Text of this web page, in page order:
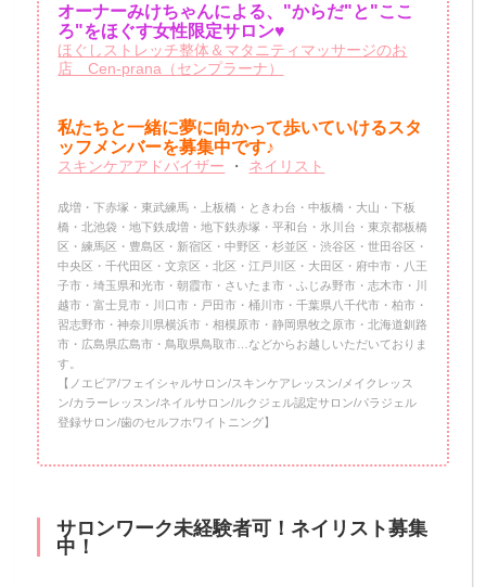
オーナーみけちゃんによる、"からだ"と"ここ
ろ"をほぐす女性限定サロン♥
ほぐしストレッチ整体＆マタニティマッサージのお
店 Cen-prana（センプラーナ）
私たちと一緒に夢に向かって歩いていけるスタ
ッフメンバーを募集中です♪
スキンケアアドバイザー ・ ネイリスト
成増・下赤塚・東武練馬・上板橋・ときわ台・中板橋・大山・下板
橋・北池袋・地下鉄成増・地下鉄赤塚・平和台・氷川台・東京都板橋
区・練馬区・豊島区・新宿区・中野区・杉並区・渋谷区・世田谷区・
中央区・千代田区・文京区・北区・江戸川区・大田区・府中市・八王
子市・埼玉県和光市・朝霞市・さいたま市・ふじみ野市・志木市・川
越市・富士見市・川口市・戸田市・桶川市・千葉県八千代市・柏市・
習志野市・神奈川県横浜市・相模原市・静岡県牧之原市・北海道釧路
市・広島県広島市・鳥取県鳥取市…などからお越しいただいておりま
す。
【ノエビア/フェイシャルサロン/スキンケアレッスン/メイクレッス
ン/カラーレッスン/ネイルサロン/ルクジェル認定サロン/パラジェル
登録サロン/歯のセルフホワイトニング】
サロンワーク未経験者可！ネイリスト募集
中！